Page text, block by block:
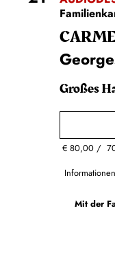
Großes
€80,00
Mit der